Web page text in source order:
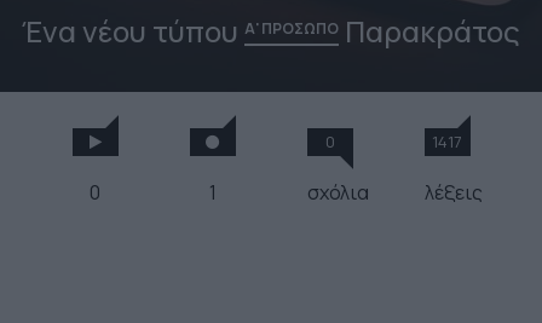
Ένα νέου τύπου Α' ΠΡΟΣΩΠΟ Παρακράτος
0 1
0
σχόλια
1417
λέξεις